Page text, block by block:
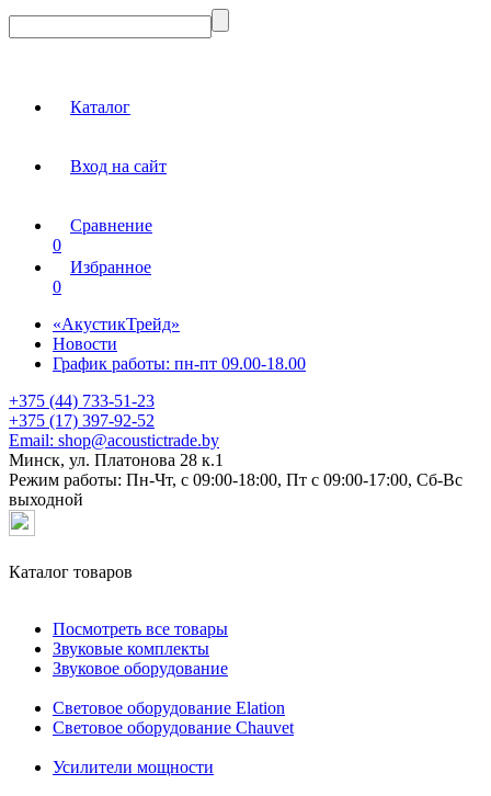
Каталог
Вход на сайт
Сравнение
0
Избранное
0
«АкустикТрейд»
Новости
График работы: пн-пт 09.00-18.00
+375 (44) 733-51-23
+375 (17) 397-92-52
Email: shop@acoustictrade.by
Минск, ул. Платонова 28 к.1
Режим работы: Пн-Чт, с 09:00-18:00, Пт с 09:00-17:00, Сб-Вс
выходной
Каталог товаров
Посмотреть все товары
Звуковые комплекты
Звуковое оборудование
Световое оборудование Elation
Cветовое оборудование Chauvet
Усилители мощности